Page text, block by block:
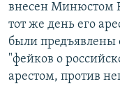
внесен Минюстом
тот же день его
были предъявлены
"фейков о
арестом, против